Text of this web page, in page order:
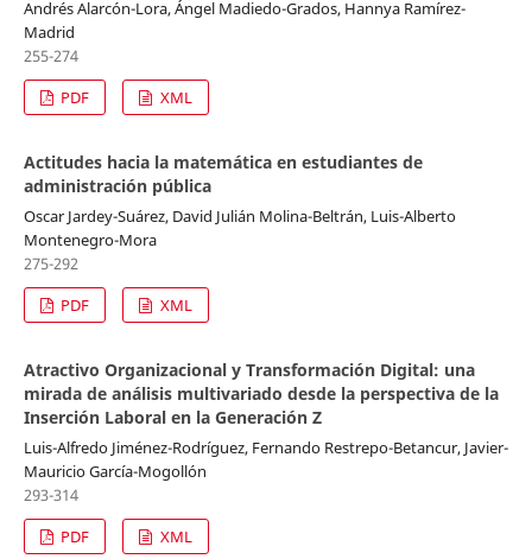
Andrés Alarcón-Lora, Ángel Madiedo-Grados, Hannya Ramírez-
Madrid
255-274
PDF
XML
Actitudes hacia la matemática en estudiantes de
administración pública
Oscar Jardey-Suárez, David Julián Molina-Beltrán, Luis-Alberto
Montenegro-Mora
275-292
PDF
XML
Atractivo Organizacional y Transformación Digital: una
mirada de análisis multivariado desde la perspectiva de la
Inserción Laboral en la Generación Z
Luis-Alfredo Jiménez-Rodríguez, Fernando Restrepo-Betancur, Javier-
Mauricio García-Mogollón
293-314
PDF
XML